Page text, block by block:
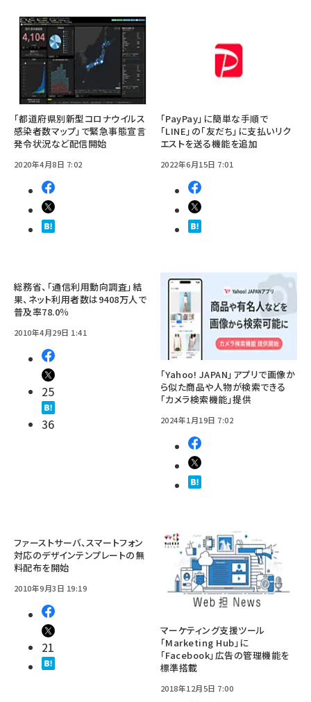
「都道府県別新型コロナウイルス
感染者数マップ」で緊急事態宣言
発令状況など配信開始
2020年4月8日 7:02
「PayPay」に簡単な手順で
「LINE」の「友だち」に支払いリク
エストを送る機能を追加
2022年6月15日 7:01
総務省、「通信利用動向調査」結
果、ネット利用者数は9408万人で
普及率78.0％
2010年4月29日 1:41
25
36
「Yahoo! JAPAN」アプリで画像か
ら似た商品や人物が検索できる
「カメラ検索機能」提供
2024年1月19日 7:02
ファーストサーバ、スマートフォン
対応のデザインテンプレートの無
料配布を開始
2010年9月3日 19:19
21
マーケティング支援ツール
「Marketing Hub」に
「Facebook」広告の管理機能を
標準搭載
2018年12月5日 7:00